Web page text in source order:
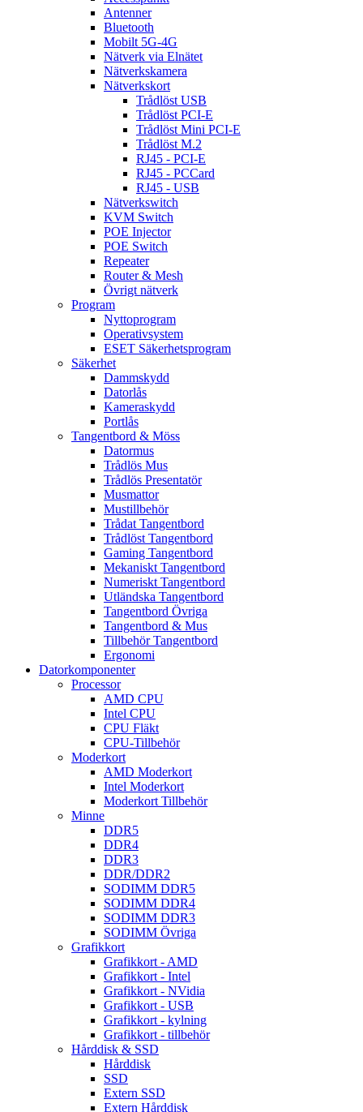
Antenner
Bluetooth
Mobilt 5G-4G
Nätverk via Elnätet
Nätverkskamera
Nätverkskort
Trådlöst USB
Trådlöst PCI-E
Trådlöst Mini PCI-E
Trådlöst M.2
RJ45 - PCI-E
RJ45 - PCCard
RJ45 - USB
Nätverkswitch
KVM Switch
POE Injector
POE Switch
Repeater
Router & Mesh
Övrigt nätverk
Program
Nyttoprogram
Operativsystem
ESET Säkerhetsprogram
Säkerhet
Dammskydd
Datorlås
Kameraskydd
Portlås
Tangentbord & Möss
Datormus
Trådlös Mus
Trådlös Presentatör
Musmattor
Mustillbehör
Trådat Tangentbord
Trådlöst Tangentbord
Gaming Tangentbord
Mekaniskt Tangentbord
Numeriskt Tangentbord
Utländska Tangentbord
Tangentbord Övriga
Tangentbord & Mus
Tillbehör Tangentbord
Ergonomi
Datorkomponenter
Processor
AMD CPU
Intel CPU
CPU Fläkt
CPU-Tillbehör
Moderkort
AMD Moderkort
Intel Moderkort
Moderkort Tillbehör
Minne
DDR5
DDR4
DDR3
DDR/DDR2
SODIMM DDR5
SODIMM DDR4
SODIMM DDR3
SODIMM Övriga
Grafikkort
Grafikkort - AMD
Grafikkort - Intel
Grafikkort - NVidia
Grafikkort - USB
Grafikkort - kylning
Grafikkort - tillbehör
Hårddisk & SSD
Hårddisk
SSD
Extern SSD
Extern Hårddisk